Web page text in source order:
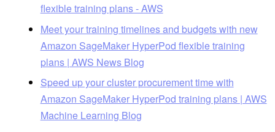
flexible training plans - AWS
Meet your training timelines and budgets with new
Amazon SageMaker HyperPod flexible training
plans | AWS News Blog
Speed up your cluster procurement time with
Amazon SageMaker HyperPod training plans | AWS
Machine Learning Blog